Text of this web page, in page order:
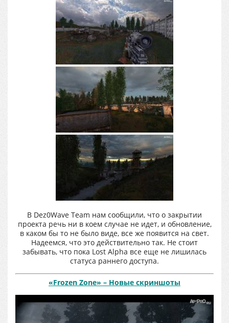
В Dez0Wave Team нам сообщили, что о закрытии
проекта речь ни в коем случае не идет, и обновление,
в каком бы то не было виде, все же появится на свет.
Надеемся, что это действительно так. Не стоит
забывать, что пока Lost Alpha все еще не лишилась
статуса раннего доступа.
«Frozen Zone» – Новые скриншоты